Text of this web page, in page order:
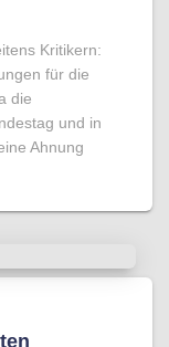
Kritikern:
für die
die
und in
Ahnung